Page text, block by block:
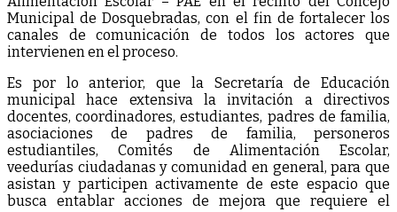
Municipal de Dosquebradas, con el fin de fortalecer los
canales de comunicación de todos los actores que
intervienen en el proceso.
Es por lo anterior, que la Secretaría de Educación
municipal hace extensiva la invitación a directivos
docentes, coordinadores, estudiantes, padres de familia,
asociaciones de padres de familia, personeros
estudiantiles, Comités de Alimentación Escolar,
veedurías ciudadanas y comunidad en general, para que
asistan y participen activamente de este espacio que
busca entablar acciones de mejora que requiere el